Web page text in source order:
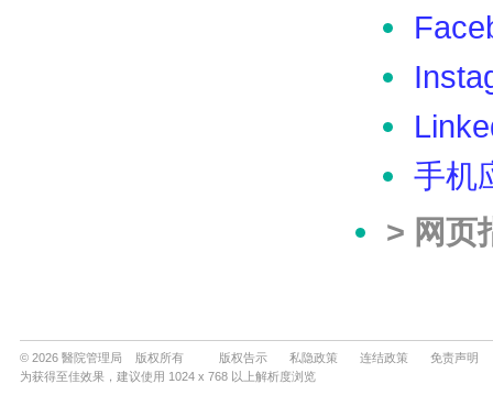
© 2026 醫院管理局 版权所有 版权告示 私隐政策 连结政策
免责声明
为获得至佳效果，建议使用 1024 x 768 以上解析度浏览